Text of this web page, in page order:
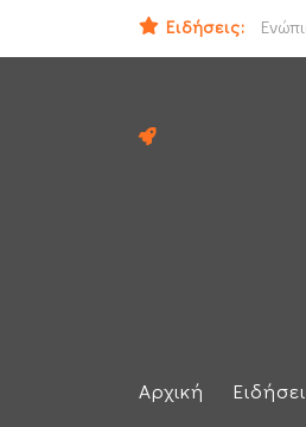
Ειδήσεις:
Ιράν
Αρχική